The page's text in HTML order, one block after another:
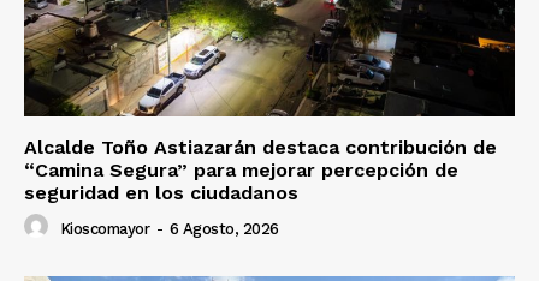
Alcalde Toño Astiazarán destaca contribución de
“Camina Segura” para mejorar percepción de
seguridad en los ciudadanos
Kioscomayor - 6 Agosto, 2026